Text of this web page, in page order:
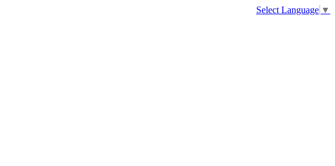
Select Language ▼